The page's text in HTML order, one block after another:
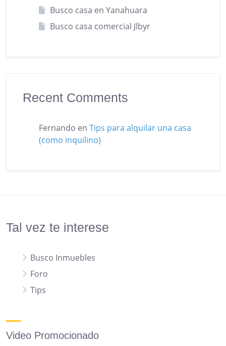
Busco casa en Yanahuara
Busco casa comercial Jlbyr
Recent Comments
Fernando en Tips para alquilar una casa
(como inquilino)
Tal vez te interese
Busco Inmuebles
Foro
Tips
Video Promocionado